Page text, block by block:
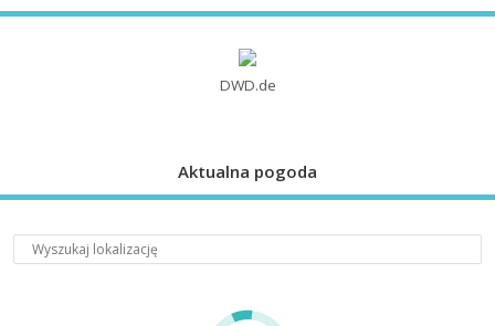
DWD.de
Aktualna pogoda